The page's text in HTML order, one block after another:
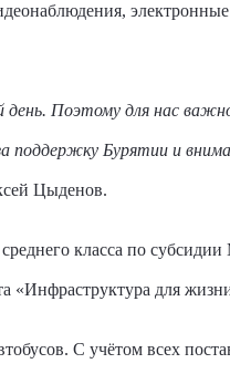
Поэтому для нас
Бурятии и
Цыденов.
класса по
«Инфраструктура для
С учётом всех